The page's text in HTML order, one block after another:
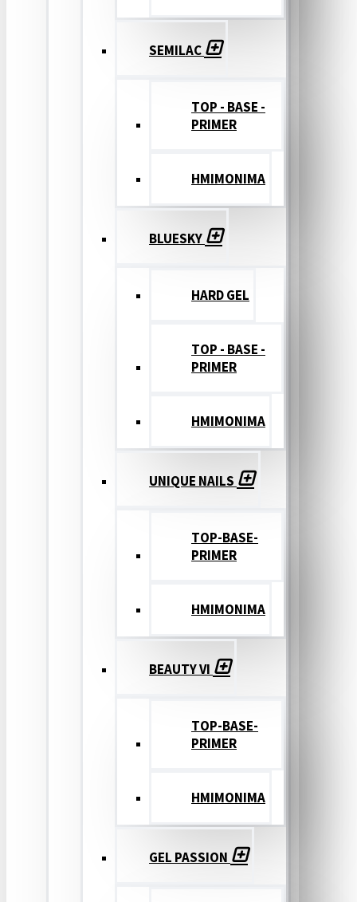
SEMILAC
TOP - BASE -
PRIMER
ΗΜΙΜΟΝΙΜΑ
BLUESKY
HARD GEL
TOP - BASE -
PRIMER
ΗΜΙΜΟΝΙΜΑ
UNIQUE NAILS
TOP-BASE-
PRIMER
ΗΜΙΜΟΝΙΜΑ
BEAUTY VI
TOP-BASE-
PRIMER
ΗΜΙΜΟΝΙΜΑ
GEL PASSION